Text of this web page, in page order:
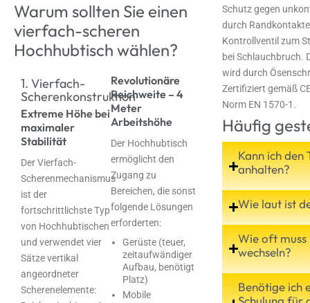
Warum sollten Sie einen
vierfach-scheren
Hochhubtisch wählen?
1. Vierfach-
Scherenkonstruktion
Extreme Höhe bei
maximaler
Stabilität
Der Vierfach-
Scherenmechanismus
ist der
fortschrittlichste Typ
von Hochhubtischen
und verwendet vier
Sätze vertikal
angeordneter
Scherenelemente:
Revolutionäre
Reichweite – 4
Meter
Arbeitshöhe
Der Hochhubtisch
ermöglicht den
Zugang zu
Bereichen, die sonst
folgende Lösungen
erforderten:
Gerüste (teuer,
zeitaufwändiger
Aufbau, benötigt
Platz)
Mobile
Schutz gegen
durch
Kontrollventil zum
bei Schlauchbruch.
wird durch
Zertifiziert gemäß
Norm EN 1570-1.
Häufig
Kann ich den
anhalten?
Wie laut ist
Wie oft muss
wechseln?
Benötige ich